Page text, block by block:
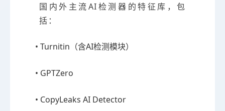
国内外主流AI检测器的特征库，包
括：
• Turnitin（含AI检测模块）
• GPTZero
• CopyLeaks AI Detector